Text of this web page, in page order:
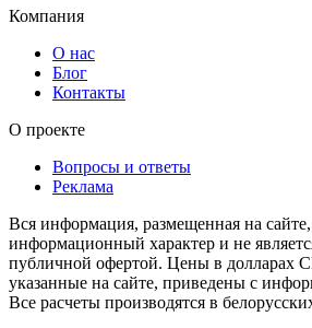
Компания
О нас
Блог
Контакты
О проекте
Вопросы и ответы
Реклама
Вся информация, размещенная на
информационный характер и не
публичной офертой. Цены в долларах
указанные на сайте, приведены с
Все расчеты производятся в